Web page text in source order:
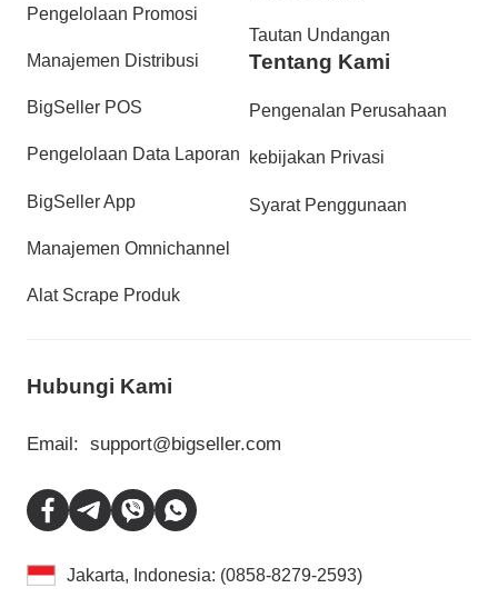
Pengelolaan Promosi
Manajemen Distribusi
BigSeller POS
Pengelolaan Data Laporan
BigSeller App
Manajemen Omnichannel
Alat Scrape Produk
Tautan Undangan
Tentang Kami
Pengenalan Perusahaan
kebijakan Privasi
Syarat Penggunaan
Hubungi Kami
Email: support@bigseller.com
Jakarta, Indonesia: (0858-8279-2593)